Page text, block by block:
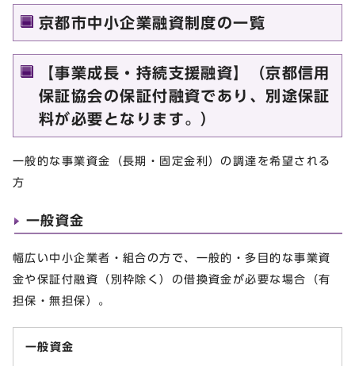
京都市中小企業融資制度の一覧
【事業成長・持続支援融資】（京都信用
保証協会の保証付融資であり、別途保証
料が必要となります。）
一般的な事業資金（長期・固定金利）の調達を希望される
方
一般資金
幅広い中小企業者・組合の方で、一般的・多目的な事業資
金や保証付融資（別枠除く）の借換資金が必要な場合（有
担保・無担保）。
一般資金